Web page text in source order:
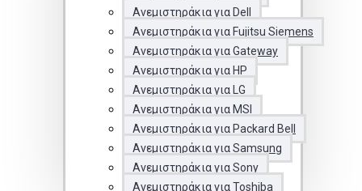
Ανεμιστηράκια για Dell
Ανεμιστηράκια για Fujitsu Siemens
Ανεμιστηράκια για Gateway
Ανεμιστηράκια για HP
Ανεμιστηράκια για LG
Ανεμιστηράκια για MSI
Ανεμιστηράκια για Packard Bell
Ανεμιστηράκια για Samsung
Ανεμιστηράκια για Sony
Ανεμιστηράκια για Toshiba